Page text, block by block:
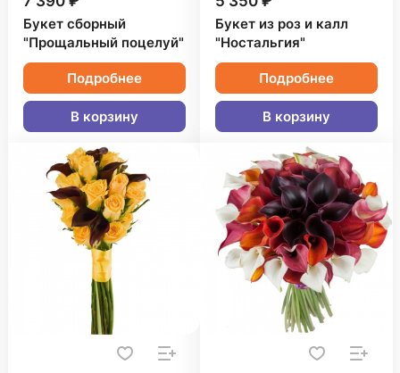
Букет сборный
"Прощальный поцелуй"
Подробнее
В корзину
Букет из роз и калл
"Ностальгия"
Подробнее
В корзину